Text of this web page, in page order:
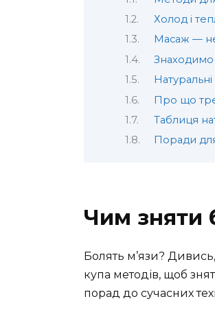
Холод і
Масаж —
Знаходимо
Про що
Таблиця
Поради
Чим зняти
Болять м’язи?
купа методів, щоб
порад до сучасних